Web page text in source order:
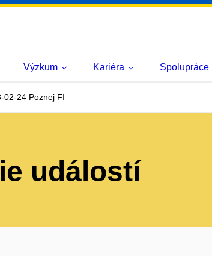
Výzkum Kariéra Spolupráce
02-24 Poznej FI
událostí